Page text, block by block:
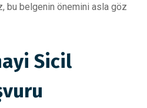
bu belgenin önemini asla göz
Sicil